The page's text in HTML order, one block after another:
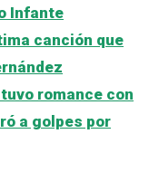
Infante
canción que
romance con
a golpes por